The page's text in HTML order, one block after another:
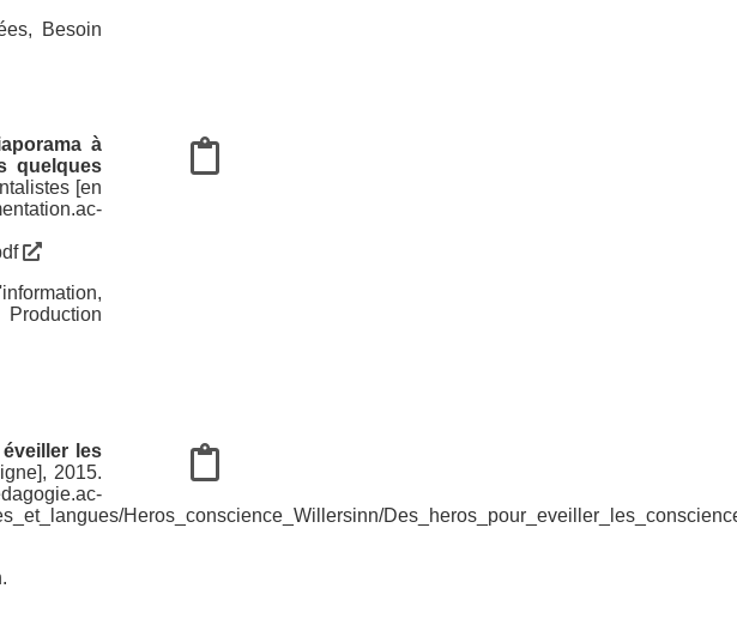
,
Besoin
à
quelques
[en
,
Production
les
2015.
Heros_conscience_Willersinn/
.